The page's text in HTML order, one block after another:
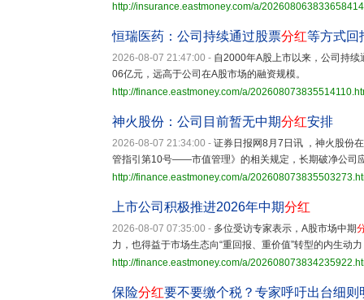
http://insurance.eastmoney.com/a/
恒瑞医药：公司持续通过股票分红等方式回
2026-08-07 21:47:00 - 自2000年A股上市以来，公司持续
06亿元，远高于公司在A股市场的融资规模。
http://finance.eastmoney.com/a/
神火股份：公司目前暂无中期分红安排
2026-08-07 21:34:00 - 证券日报网8月7日讯 ，神火股份
管指引第10号——市值管理》的相关规定，长期破净公司
http://finance.eastmoney.com/a/
上市公司积极推进2026年中期分红
2026-08-07 07:35:00 - 多位受访专家表示，A股市场中期
力，也得益于市场生态向“重回报、重价值”转型的内生动
http://finance.eastmoney.com/a/
保险分红要不要缴个税？专家呼吁出台细则